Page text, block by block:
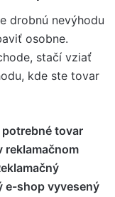
drobnú nevýhodu
osobne.
stačí vziať
kde ste tovar
potrebné tovar
reklamačnom
e-shop vyvesený